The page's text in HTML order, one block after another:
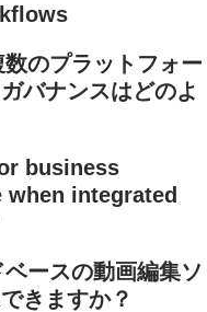
のプラットフォー
バナンスはどのよ
business
integrated
ースの動画編集ソ
きますか？